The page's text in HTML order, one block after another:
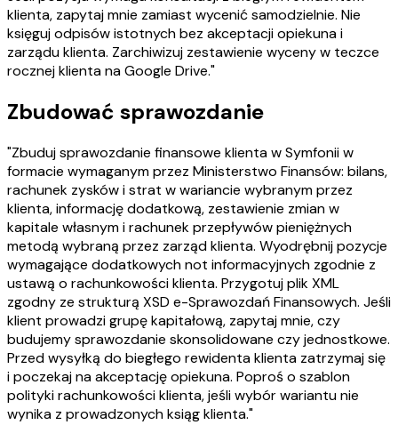
klienta, zapytaj mnie zamiast wycenić samodzielnie. Nie
księguj odpisów istotnych bez akceptacji opiekuna i
zarządu klienta. Zarchiwizuj zestawienie wyceny w teczce
rocznej klienta na Google Drive."
Zbudować sprawozdanie
"Zbuduj sprawozdanie finansowe klienta w Symfonii w
formacie wymaganym przez Ministerstwo Finansów: bilans,
rachunek zysków i strat w wariancie wybranym przez
klienta, informację dodatkową, zestawienie zmian w
kapitale własnym i rachunek przepływów pieniężnych
metodą wybraną przez zarząd klienta. Wyodrębnij pozycje
wymagające dodatkowych not informacyjnych zgodnie z
ustawą o rachunkowości klienta. Przygotuj plik XML
zgodny ze strukturą XSD e-Sprawozdań Finansowych. Jeśli
klient prowadzi grupę kapitałową, zapytaj mnie, czy
budujemy sprawozdanie skonsolidowane czy jednostkowe.
Przed wysyłką do biegłego rewidenta klienta zatrzymaj się
i poczekaj na akceptację opiekuna. Poproś o szablon
polityki rachunkowości klienta, jeśli wybór wariantu nie
wynika z prowadzonych ksiąg klienta."